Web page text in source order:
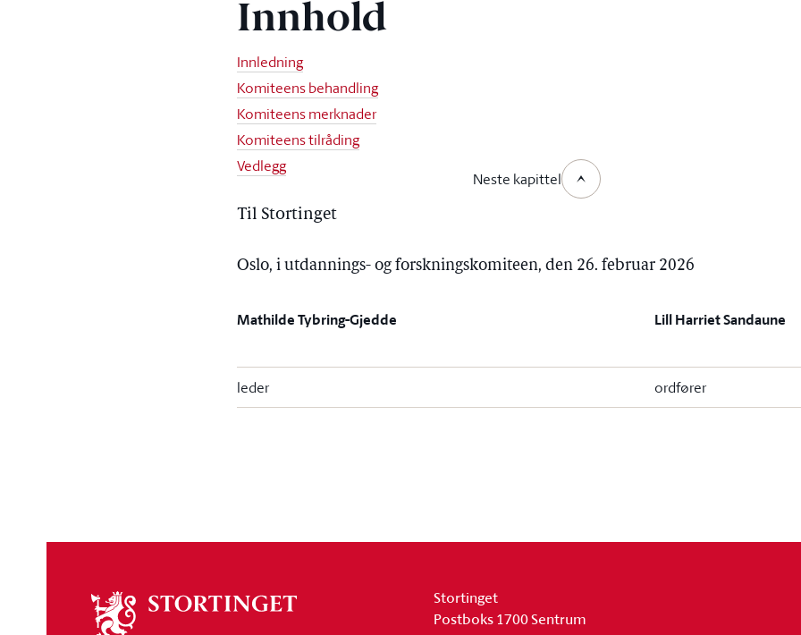
Innhold
Innledning
Komiteens behandling
Komiteens merknader
Komiteens tilråding
Vedlegg
Neste kapittel
Til Stortinget
Oslo, i utdannings- og forskningskomiteen, den 26. februar 2026
Mathilde Tybring-Gjedde Lill Harriet Sandaune
leder ordfører
stortinget
Stortinget
Postboks 1700 Sentrum